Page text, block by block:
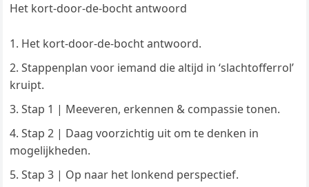
Het kort-door-de-bocht antwoord
Het kort-door-de-bocht antwoord.
Stappenplan voor iemand die altijd in ‘slachtofferrol’
kruipt.
Stap 1 | Meeveren, erkennen & compassie tonen.
Stap 2 | Daag voorzichtig uit om te denken in
mogelijkheden.
Stap 3 | Op naar het lonkend perspectief.